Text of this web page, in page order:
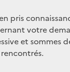
pris
votre
et sommes